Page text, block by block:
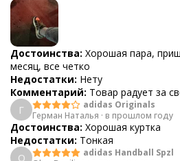
Достоинства: Хорошая пара,
месяц, все четко
Недостатки: Нету
Комментарий: Товар радует за
Г
adidas Originals
Герман Наталья · в прошлом году
Достоинства: Хорошая куртка
Недостатки: Тонкая
O
adidas Handball Spzl